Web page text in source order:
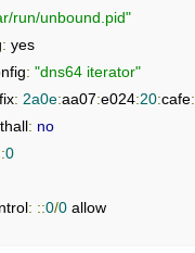
run/unbound.pid"
: yes
: "dns64 iterator"
: 2a0e:aa07:e024:20:cafe:
: no
0
: ::0/0 allow